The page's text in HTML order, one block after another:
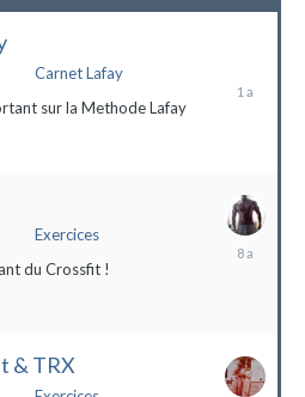
Carnet Lafay
sur la Methode Lafay
2023
Exercices
du Crossfit !
27
& TRX